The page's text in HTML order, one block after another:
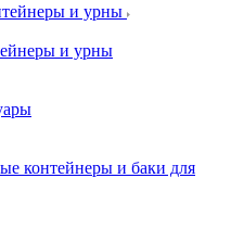
и урны
и урны
контейнеры и баки для